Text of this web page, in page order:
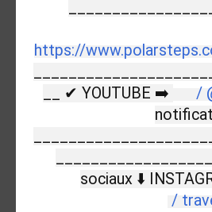
https://
__ ✔ YOUTUBE ➡️
/
sociaux ⬇️
/